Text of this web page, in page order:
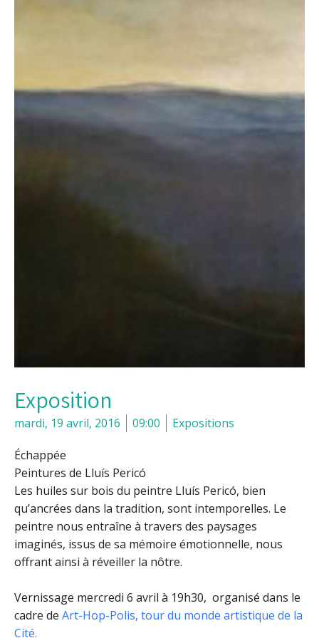
Exposition
mardi, 19 avril, 2016 09:00 Expositions
Échappée
Peintures de Lluís Pericó
Les huiles sur bois du peintre Lluís Pericó, bien
qu’ancrées dans la tradition, sont intemporelles. Le
peintre nous entraîne à travers des paysages
imaginés, issus de sa mémoire émotionnelle, nous
offrant ainsi à réveiller la nôtre.
Vernissage mercredi 6 avril à 19h30, organisé dans le
cadre de Art-Hop-Polis, tour du monde artistique de la
Cité.